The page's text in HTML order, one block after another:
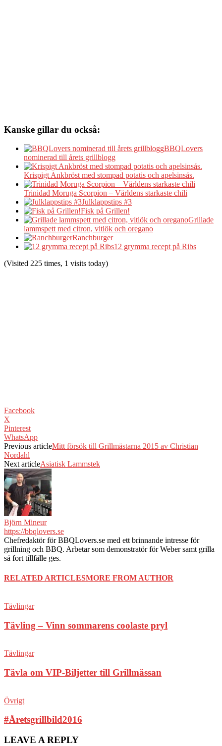
Kanske gillar du också:
BBQLovers
nominerad till årets grillblogg
Krispigt Ankbröst med stompad potatis och apelsinsås.
Trinidad Moruga Scorpion – Världens starkaste chili
Julklappstips #3
Fisk på Grillen!
Grillade
lammspett med citron, vitlök och oregano
Ranchburger
12 grymma recept på Ribs
(Visited 225 times, 1 visits today)
Facebook
X
Pinterest
WhatsApp
Previous articleMitt försök till Grillmästarna 2015 av Christian
Nordahl
Next articleAsiatisk Lammstek
Björn Mineur
https://bbqlovers.se
Chefredaktör för BBQLovers.se med ett brinnande intresse för
grillning och BBQ. Arbetar som demonstratör för Weber samt grilla
så fort tillfälle ges.
RELATED ARTICLESMORE FROM AUTHOR
Tävlingar
Tävling – Vinn sommarens coolaste pryl
Tävlingar
Tävla om VIP-Biljetter till Grillmässan
Övrigt
#Åretsgrillbild2016
LEAVE A REPLY